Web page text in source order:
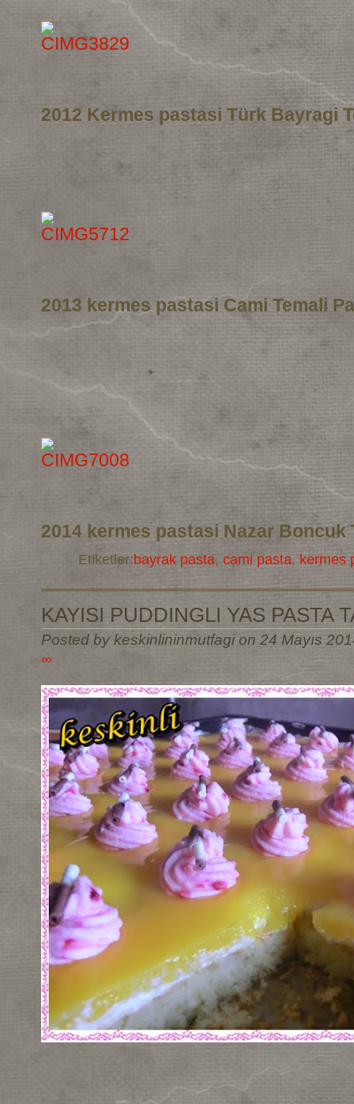
2012 Kermes pastasi Türk Bayragi
2013 kermes pastasi Cami Temali
2014 kermes pastasi Nazar Boncuk
Etiketler:bayrak pasta, cami pasta, kermes
KAYISI PUDDINGLI YAS PASTA
Posted by keskinlininmutfagi on 24 Mayıs
∞